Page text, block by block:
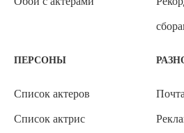
ПЕРСОНЫ
Список актеров
Список актрис
Почта